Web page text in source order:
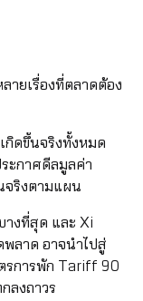
ายเรื่องที่ตลาดต้อง
กิดขึ้นจริงทั้งหมด
ะกาศดีลมูลค่า
จริงตามแผน
างที่สุด และ Xi
ลาด อาจนำไปสู่
รการพัก Tariff 90
ลงถาวร